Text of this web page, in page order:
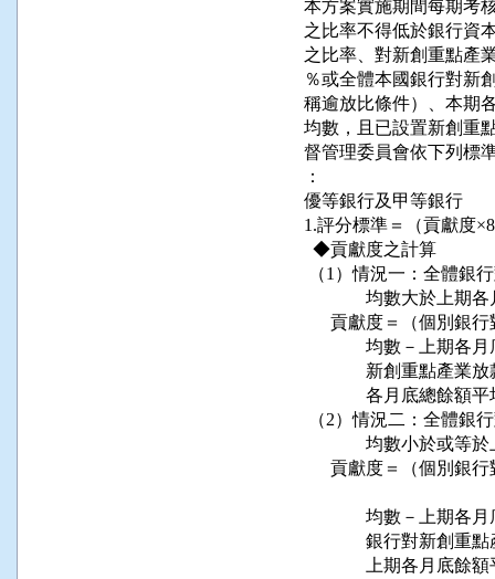
本方案實施期間每期
之比率不得低於銀行
之比率、對新創重點
％或全體本國銀行對
稱逾放比條件）、本
均數，且已設置新創
督管理委員會依下列
      ：
      優等銀行及甲等銀行
1.評分標準＝（貢獻
        ◆貢獻度之計算
（1）情況一：全體
均數大於
貢獻度＝（個別
均數－上
新創重點
各月底總
（2）情況二：全體
均數小於
貢獻度＝（個別
均數－上
銀行對新
上期各月底